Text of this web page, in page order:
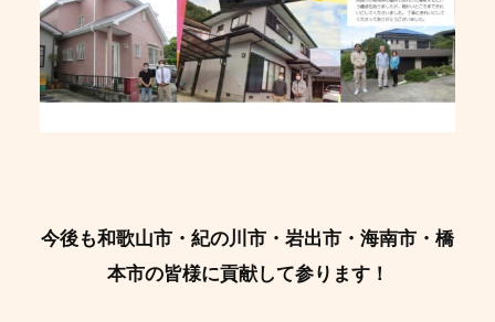
今後も和歌山市・紀の川市・岩出市・海南市・橋
本市の皆様に貢献して参ります！